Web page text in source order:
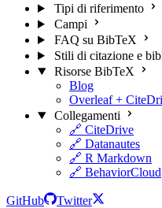
Tipi di riferimento
Campi
FAQ su BibTeX
Stili di citazione e
Risorse BibTeX
Blog
Overleaf +
Collegamenti
🔗 CiteDrive
🔗 Datanautes
🔗 R Markdown
🔗 BehaviorCloud
GitHub
Twitter